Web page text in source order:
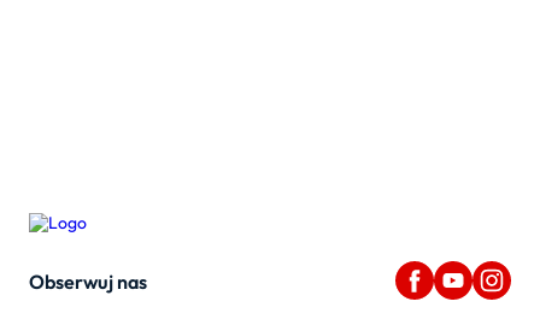
Obserwuj nas